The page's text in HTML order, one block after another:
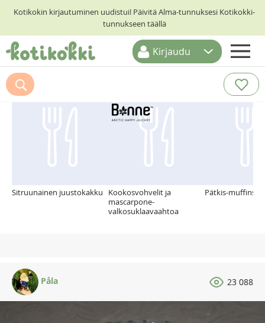
Kotikokin kirjautuminen uudistui! Päivitä Alma-tunnuksesi Kotikokki-
tunnukseen täällä
ETUSIVU
RESEPTIHAKU
Kirjaudu
Suosittelemme myös
Sitruunainen juustokakku
Kookosvohvelit ja
mascarpone-
valkosuklaavaahtoa
Pätkis-muffinssit
Påla 23 088